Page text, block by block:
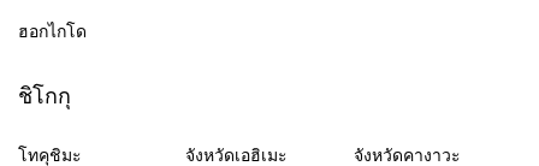
ฮอกไกโด
ชิโกกุ
โทคุชิมะ จังหวัดเอฮิเมะ
จังหวัดคางาวะ